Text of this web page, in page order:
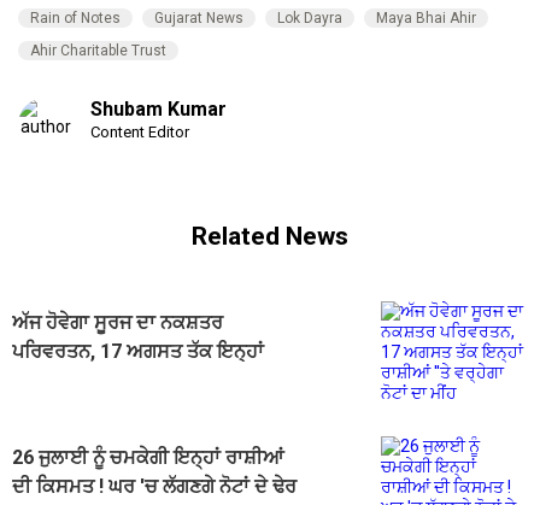
Rain of Notes Gujarat News Lok Dayra
Maya Bhai Ahir
Ahir Charitable Trust
Shubam Kumar
Content Editor
Related News
ਅੱਜ ਹੋਵੇਗਾ ਸੂਰਜ ਦਾ ਨਕਸ਼ਤਰ
ਪਰਿਵਰਤਨ, 17 ਅਗਸਤ ਤੱਕ ਇਨ੍ਹਾਂ
26 ਜੁਲਾਈ ਨੂੰ ਚਮਕੇਗੀ ਇਨ੍ਹਾਂ ਰਾਸ਼ੀਆਂ
ਦੀ ਕਿਸਮਤ ! ਘਰ 'ਚ ਲੱਗਣਗੇ ਨੋਟਾਂ ਦੇ ਢੇਰ